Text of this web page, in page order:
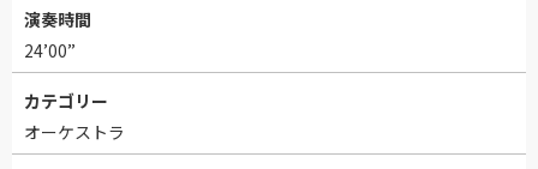
演奏時間
24’00”
カテゴリー
オーケストラ